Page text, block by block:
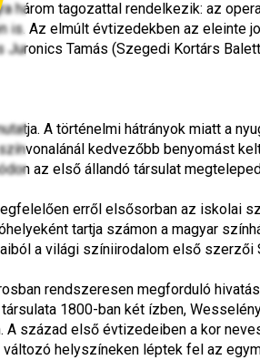
három tagozattal rendelkezik: az
is. Az elmúlt évtizedekben az
Tamás (Szegedi Kortárs
A történelmi hátrányok miatt a
kedvezőbb benyomást
az első állandó társulat
erről elsősorban az iskolai
tartja számon a magyar
a világi színiirodalom első szerzői
rendszeresen megforduló
1800-ban két ízben,
század első évtizedeiben a kor
helyszíneken léptek fel az